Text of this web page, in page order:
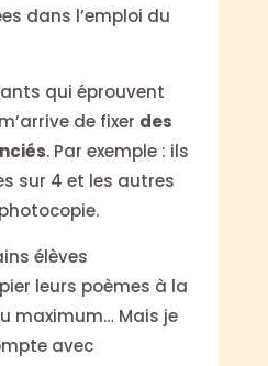
dans l’emploi du
qui éprouvent
de fixer des
. Par exemple : ils
sur 4 et les autres
élèves
leurs poèmes à la
maximum… Mais je
avec